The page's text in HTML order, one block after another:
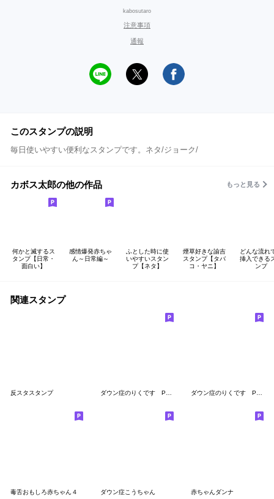
kabosutaro
注意事項
通報
このスタンプの説明
毎日使いやすい便利なスタンプです。ネタ/ジョーク/
カボス太郎の他の作品 もっと見る
何かと滅するス
タンプ【日常・
面白い】
感情爆発赤ちゃ
ん～日常編～
ふとした時に使
いやすいスタン
プ【ネタ】
煙草好きな諭吉
スタンプ【タバ
コ・ヤニ】
どんな流れ
挿入できる
ンプ
関連スタンプ
反スタスタンプ ダウン症のりくです Part2 ダウン症のりくです Part3
毒舌おもしろ赤ちゃん４ ダウン症こうちゃん 赤ちゃんダンナ